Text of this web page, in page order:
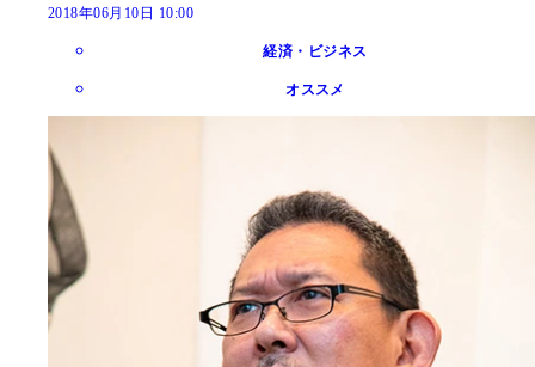
2018年06月10日 10:00
経済・ビジネス
オススメ